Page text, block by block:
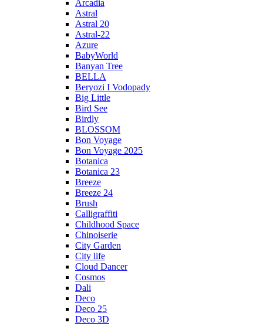
Arcadia
Astral
Astral 20
Astral-22
Azure
BabyWorld
Banyan Tree
BELLA
Beryozi I Vodopady
Big Little
Bird See
Birdly
BLOSSOM
Bon Voyage
Bon Voyage 2025
Botanica
Botanica 23
Breeze
Breeze 24
Brush
Calligraffiti
Childhood Space
Chinoiserie
City Garden
City life
Cloud Dancer
Cosmos
Dali
Deco
Deco 25
Deco 3D